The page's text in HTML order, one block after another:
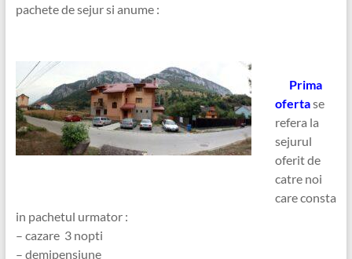
pachete de sejur si anume :
Prima
ofertase
refera la
sejurul
oferit de
catre noi
care consta
in pachetul urmator :
– cazare 3 nopti
– demipensiune